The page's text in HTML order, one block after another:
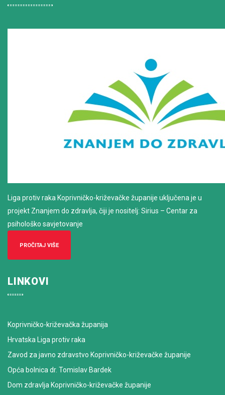
Liga protiv raka Koprivničko-križevačke županije uključena je u
projekt Znanjem do zdravlja, čiji je nositelj: Sirius – Centar za
psihološko savjetovanje
PROČITAJ VIŠE
LINKOVI
Koprivničko-križevačka županija
Hrvatska Liga protiv raka
Zavod za javno zdravstvo Koprivničko-križevačke županije
Opća bolnica dr. Tomislav Bardek
Dom zdravlja Koprivničko-križevačke županije